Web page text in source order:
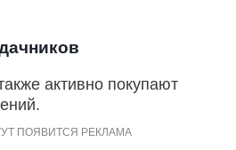
активно покупают